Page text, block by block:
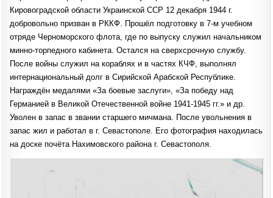
Кировоградской области Украинской ССР 12 декабря 1944 г.
добровольно призван в РККФ. Прошёл подготовку в 7-м учебном
отряде Черноморского флота, где по выпуску служил начальником
минно-торпедного кабинета. Остался на сверхсрочную службу.
После войны служил на кораблях и в частях КЧФ, выполнял
интернациональный долг в Сирийской Арабской Республике.
Награждён медалями «За боевые заслуги», «За победу над
Германией в Великой Отечественной войне 1941-1945 гг.» и др.
Уволен в запас в звании старшего мичмана. После увольнения в
запас жил и работал в г. Севастополе. Его фотография находилась
на доске почёта Нахимовского района г. Севастополя.